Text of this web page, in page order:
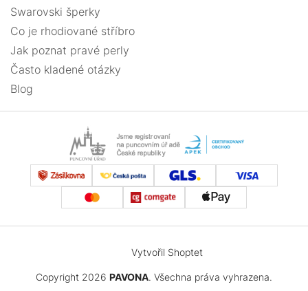
Swarovski šperky
Co je rhodiované stříbro
Jak poznat pravé perly
Často kladené otázky
Blog
Vytvořil Shoptet
Copyright 2026 PAVONA. Všechna práva vyhrazena.